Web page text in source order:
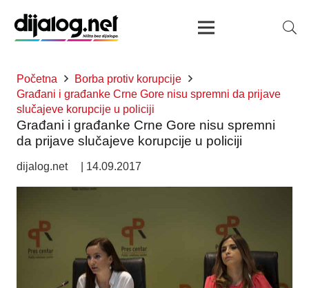
Početna
Borba protiv korupcije
Građani i građanke Crne Gore nisu spremni da prijave
slučajeve korupcije u policiji
Građani i građanke Crne Gore nisu spremni
da prijave slučajeve korupcije u policiji
dijalog.net 14.09.2017